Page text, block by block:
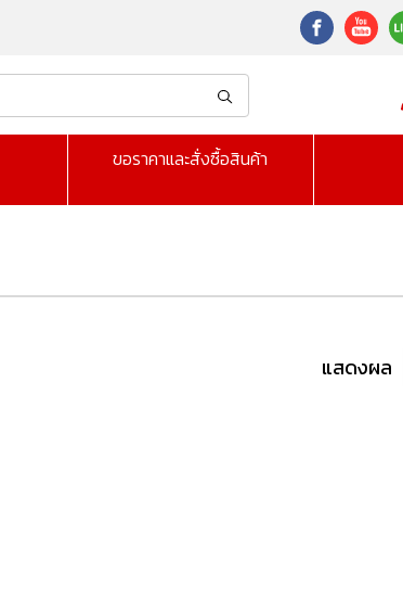
ขอราคาและสั่งซื้อสินค้า
แสดงผล